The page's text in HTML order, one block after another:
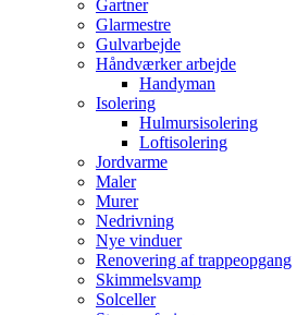
Gartner
Glarmestre
Gulvarbejde
Håndværker arbejde
Handyman
Isolering
Hulmursisolering
Loftisolering
Jordvarme
Maler
Murer
Nedrivning
Nye vinduer
Renovering af trappeopgang
Skimmelsvamp
Solceller